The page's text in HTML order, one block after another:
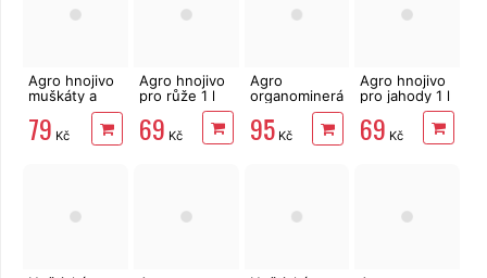
Agro hnojivo
muškáty a
balkónové
květiny 1 l
79 Kč
Agro hnojivo
pro růže 1 l
69 Kč
Agro
organominerální
borůvky a
brusinky 1kg
95Kč
Agro hnojivo
pro jahody 1 l
69 Kč